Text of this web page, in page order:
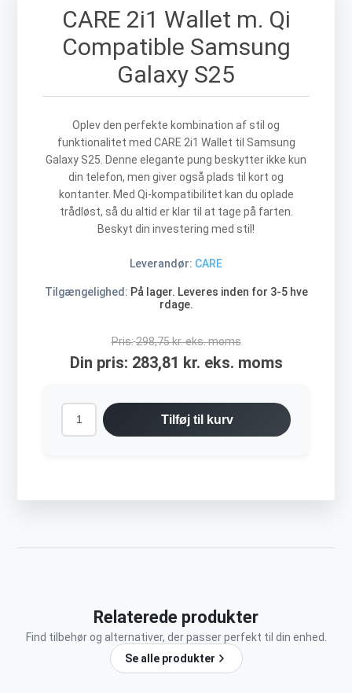
CARE 2i1 Wallet m. Qi
Compatible Samsung
Galaxy S25
Oplev den perfekte kombination af stil og
funktionalitet med CARE 2i1 Wallet til Samsung
Galaxy S25. Denne elegante pung beskytter ikke kun
din telefon, men giver også plads til kort og
kontanter. Med Qi-kompatibilitet kan du oplade
trådløst, så du altid er klar til at tage på farten.
Beskyt din investering med stil!
Leverandør: CARE
Tilgængelighed: På lager. Leveres inden for 3-5 hve
rdage.
Pris:298,75 kr. eks. moms
Din pris: 283,81 kr. eks. moms
Tilføj til kurv
Relaterede produkter
Find tilbehør og alternativer, der passer perfekt til din enhed.
Se alle produkter